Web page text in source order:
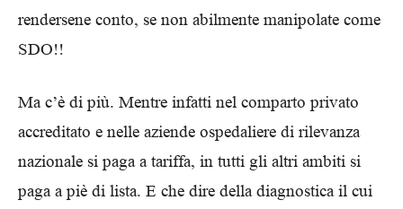
rendersene conto, se non abilmente manipolate come
SDO!!
Ma c’è di più. Mentre infatti nel comparto privato
accreditato e nelle aziende ospedaliere di rilevanza
nazionale si paga a tariffa, in tutti gli altri ambiti si
paga a piè di lista. E che dire della diagnostica il cui